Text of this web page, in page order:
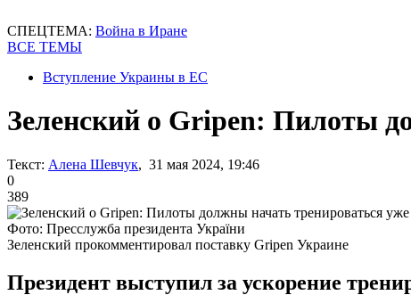
СПЕЦТЕМА: Война в Иране
ВСЕ ТЕМЫ
Вступление Украины в ЕС
Зеленский о Gripen: Пилоты
Текст: Алена Шевчук, 31 мая 2024, 19:46
0
389
Фото: Пресслужба президента України
Зеленский прокомментировал поставку Gripen Украине
Президент выступил за ускорение